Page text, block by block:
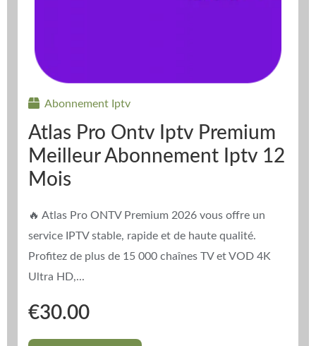
Abonnement Iptv
Atlas Pro Ontv Iptv Premium
Meilleur Abonnement Iptv 12
Mois
🔥 Atlas Pro ONTV Premium 2026 vous offre un
service IPTV stable, rapide et de haute qualité.
Profitez de plus de 15 000 chaînes TV et VOD 4K
Ultra HD,...
€30.00